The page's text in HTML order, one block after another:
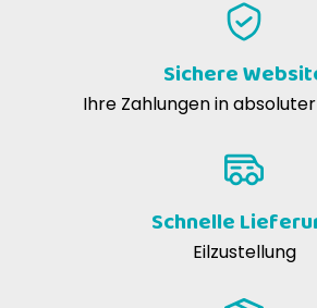
Sichere
Ihre Zahlungen in
Schnelle
Eilzustellung